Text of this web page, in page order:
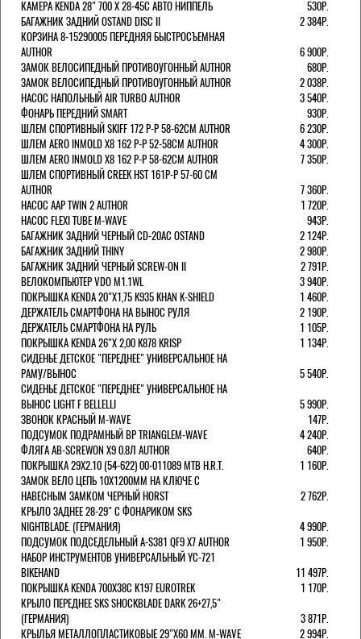
КАМЕРА KENDA 28" 700 Х 28-45С АВТО НИППЕЛЬ
530Р.
БАГАЖНИК ЗАДНИЙ OSTAND DISC II
2 384Р.
КОРЗИНА 8-15290005 ПЕРЕДНЯЯ БЫСТРОСЪЕМНАЯ
AUTHOR
6 900Р.
ЗАМОК ВЕЛОСИПЕДНЫЙ ПРОТИВОУГОННЫЙ AUTHOR
680Р.
ЗАМОК ВЕЛОСИПЕДНЫЙ ПРОТИВОУГОННЫЙ AUTHOR
2 038Р.
НАСОС НАПОЛЬНЫЙ AIR TURBO AUTHOR
3 540Р.
ФОНАРЬ ПЕРЕДНИЙ SMART
930Р.
ШЛЕМ СПОРТИВНЫЙ SKIFF 172 Р-Р 58-62СМ AUTHOR
6 230Р.
ШЛЕМ AERO INMOLD X8 162 Р-Р 52-58СМ AUTHOR
4 300Р.
ШЛЕМ AERO INMOLD X8 162 Р-Р 58-62СМ AUTHOR
7 350Р.
ШЛЕМ СПОРТИВНЫЙ CREEK HST 161Р-Р 57-60 СМ
AUTHOR
7 360Р.
НАСОС AAP TWIN 2 AUTHOR
1 720Р.
НАСОС FLEXI TUBE M-WAVE
943Р.
БАГАЖНИК ЗАДНИЙ ЧЕРНЫЙ СD-20AC OSTAND
2 124Р.
БАГАЖНИК ЗАДНИЙ THINY
2 980Р.
БАГАЖНИК ЗАДНИЙ ЧЕРНЫЙ SCREW-ON II
2 791Р.
ВЕЛОКОМПЬЮТЕР VDO M1.1WL
3 940Р.
ПОКРЫШКА KENDA 20"Х1,75 K935 KHAN K-SHIELD
1 460Р.
ДЕРЖАТЕЛЬ СМАРТФОНА НА ВЫНОС РУЛЯ
2 190Р.
ДЕРЖАТЕЛЬ СМАРТФОНА НА РУЛЬ
1 105Р.
ПОКРЫШКА KENDA 26"Х 2,00 K878 KRISP
1 134Р.
СИДЕНЬЕ ДЕТСКОЕ "ПЕРЕДНЕЕ" УНИВЕРСАЛЬНОЕ НА
РАМУ/ВЫНОС
5 540Р.
СИДЕНЬЕ ДЕТСКОЕ "ПЕРЕДНЕЕ" УНИВЕРСАЛЬНОЕ НА
ВЫНОС LIGHT F BELLELLI
5 990Р.
ЗВОНОК КРАСНЫЙ M-WAVE
147Р.
ПОДСУМОК ПОДРАМНЫЙ BP TRIANGLEM-WAVE
4 240Р.
ФЛЯГА AB-SCREWON X9 0.8Л AUTHOR
640Р.
ПОКРЫШКА 29X2.10 (54-622) 00-011089 MTB H.R.T.
1 160Р.
ЗАМОК ВЕЛО ЦЕПЬ 10Х1200ММ НА КЛЮЧЕ С
НАВЕСНЫМ ЗАМКОМ ЧЕРНЫЙ HORST
2 762Р.
КРЫЛО ЗАДНЕЕ 28-29" С ФОНАРИКОМ SKS
NIGHTBLADE. (ГЕРМАНИЯ)
4 990Р.
ПОДСУМОК ПОДСЕДЕЛЬНЫЙ A-S381 QF9 X7 AUTHOR
1 950Р.
НАБОР ИНСТРУМЕНТОВ УНИВЕРСАЛЬНЫЙ YC-721
BIKEHAND
11 497Р.
ПОКРЫШКА KENDA 700Х38С K197 EUROTREK
1 170Р.
КРЫЛО ПЕРЕДНЕЕ SKS SHOCKBLADE DARK 26+27,5"
(ГЕРМАНИЯ)
3 871Р.
КРЫЛЬЯ МЕТАЛЛОПЛАСТИКОВЫЕ 29"Х60 ММ. M-WAVE
2 994Р.